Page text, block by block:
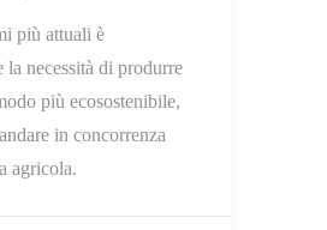
più attuali è
la necessità di produrre
più ecosostenibile,
in concorrenza
agricola.